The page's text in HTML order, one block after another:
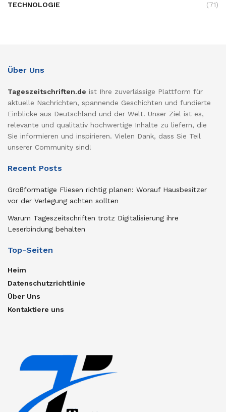
TECHNOLOGIE (71)
Über Uns
Tageszeitschriften.de ist Ihre zuverlässige Plattform für
aktuelle Nachrichten, spannende Geschichten und fundierte
Einblicke aus Deutschland und der Welt. Unser Ziel ist es,
relevante und qualitativ hochwertige Inhalte zu liefern, die
Sie informieren und inspirieren. Vielen Dank, dass Sie Teil
unserer Community sind!
Recent Posts
Großformatige Fliesen richtig planen: Worauf Hausbesitzer
vor der Verlegung achten sollten
Warum Tageszeitschriften trotz Digitalisierung ihre
Leserbindung behalten
Top-Seiten
Heim
Datenschutzrichtlinie
Über Uns
Kontaktiere uns